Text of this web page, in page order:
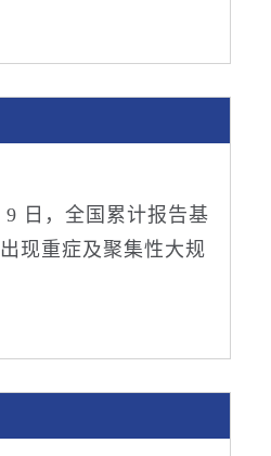
日，全国累计报告基
现重症及聚集性大规